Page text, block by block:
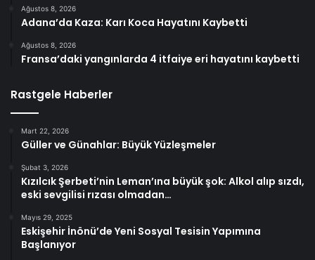
Ağustos 8, 2026
Adana’da Kaza: Karı Koca Hayatını Kaybetti
Ağustos 8, 2026
Fransa’daki yangınlarda 4 itfaiye eri hayatını kaybetti
Rastgele Haberler
Mart 22, 2026
Güller ve Günahlar: Büyük Yüzleşmeler
Şubat 3, 2026
Kızılcık Şerbeti’nin Leman’ına büyük şok: Alkol alıp sızdı,
eski sevgilisi rızası olmadan…
Mayıs 29, 2025
Eskişehir İnönü’de Yeni Sosyal Tesisin Yapımına
Başlanıyor